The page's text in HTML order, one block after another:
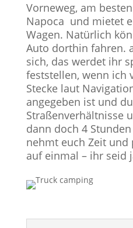
Vorneweg, am
Napoca und mietet
Wagen. Natürlich
Auto dorthin fahren.
sich, das werdet ihr
feststellen, wenn ich
Stecke laut
angegeben ist und
Straßenverhältnisse
dann doch 4
nehmt euch Zeit und
auf einmal – ihr seid